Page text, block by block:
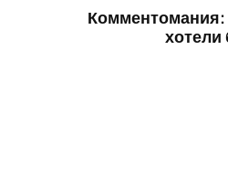
Комментомания:
хотели